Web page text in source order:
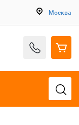
Москва